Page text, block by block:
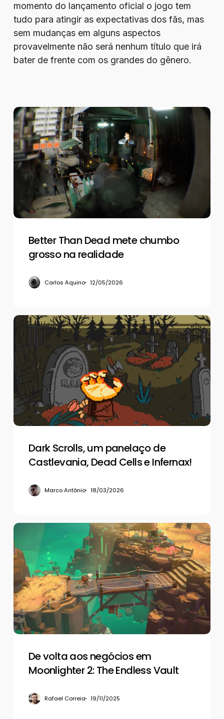
momento do lançamento oficial o jogo tem
tudo para atingir as expectativas dos fãs, mas
sem mudanças em alguns aspectos
provavelmente não será nenhum título que irá
bater de frente com os grandes do gênero.
Better
Than
Dead
mete
chumbo
grosso
realidade
Better Than Dead mete chumbo
grosso na realidade
Carlos Aquino 12/05/2026
Dark
um
panelaço
de
Castlevania,
Dead
Cells
e
Dark Scrolls, um panelaço de
Castlevania, Dead Cells e Infernax!
Marco Antônio 18/03/2026
De
volta
aos
negócios
em
Moonlighter
2:
The
Endless
De volta aos negócios em
Moonlighter 2: The Endless Vault
Rafael Correia 19/11/2025